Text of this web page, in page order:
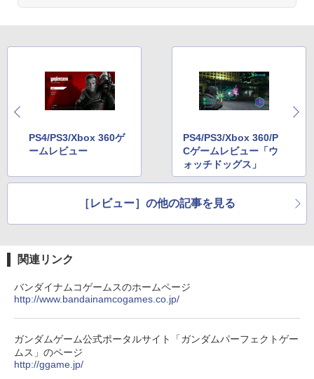
PS4/PS3/Xbox 360ゲ
ームレビュー
PS4/PS3/Xbox 360/P
Cゲームレビュー「ウ
ォッチドッグス」
［レビュー］の他の記事を見る
関連リンク
バンダイナムコゲームスのホームページ
http://www.bandainamcogames.co.jp/
ガンダムゲーム公式ポータルサイト「ガンダムパーフェクトゲー
ムス」のページ
http://ggame.jp/